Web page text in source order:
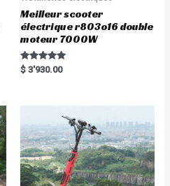
Meilleur scooter
électrique r803o16 double
moteur 7000W
Rated
5.00
$ 3'930.00